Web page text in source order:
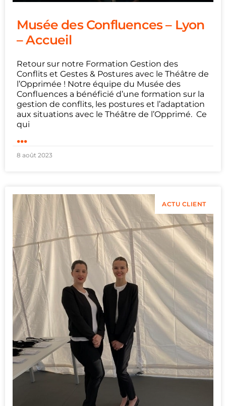
Musée des Confluences – Lyon
– Accueil
Retour sur notre Formation Gestion des
Conflits et Gestes & Postures avec le Théâtre de
l’Opprimée ! Notre équipe du Musée des
Confluences a bénéficié d’une formation sur la
gestion de conflits, les postures et l’adaptation
aux situations avec le Théâtre de l’Opprimé. Ce
qui
...
8 août 2023
ACTU CLIENT